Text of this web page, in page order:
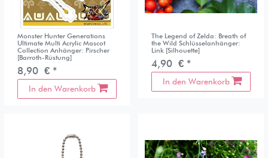
Monster Hunter Generations
Ultimate Multi Acrylic Mascot
Collection Anhänger: Pirscher
[Barroth-Rüstung]
8,90 € *
In den Warenkorb
The Legend of Zelda: Breath of
the Wild Schlüsselanhänger:
Link [Silhouette]
4,90 € *
In den Warenkorb